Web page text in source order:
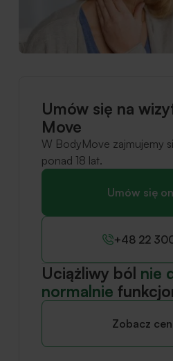
Umów się na
Move
W BodyMove zajmujemy
ponad 18 lat.
Umów się
+48 22
Uciążliwy ból nie
normalnie
Zobacz